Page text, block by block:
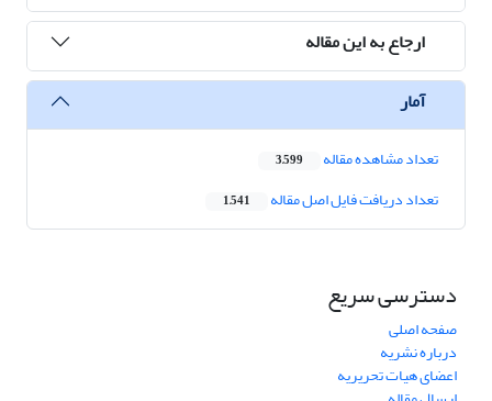
ارجاع به این مقاله
آمار
تعداد مشاهده مقاله 3,599
تعداد دریافت فایل اصل مقاله 1,541
دسترسی سریع
صفحه اصلی
درباره نشریه
اعضای هیات تحریریه